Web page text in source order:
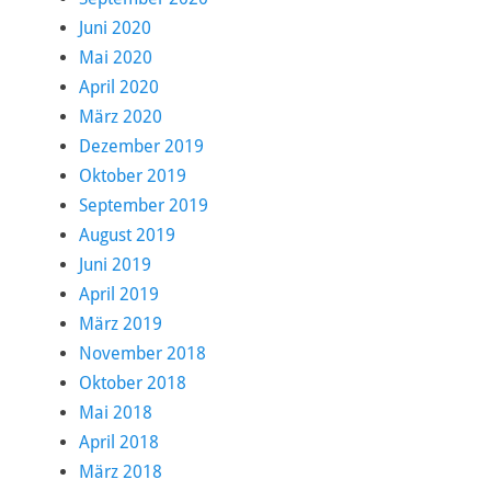
Juni 2020
Mai 2020
April 2020
März 2020
Dezember 2019
Oktober 2019
September 2019
August 2019
Juni 2019
April 2019
März 2019
November 2018
Oktober 2018
Mai 2018
April 2018
März 2018